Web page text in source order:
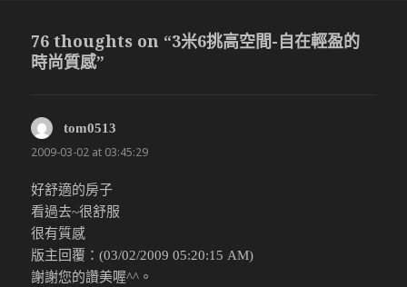
76 thoughts on “3米6挑高空間-自在輕盈的
時尚質感”
tom0513
2009-03-02 at 03:45:29
好舒適的房子
看過去~很舒服
很有質感
版主回覆：(03/02/2009 05:20:15 AM)
謝謝您的讚美喔^^。